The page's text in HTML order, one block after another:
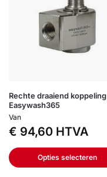
Rechte draaiend koppeling
Easywash365
Van
€ 94,60 HTVA
Opties selecteren